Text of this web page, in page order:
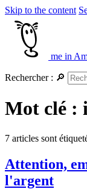
Skip to the content
me in
Rechercher : 🔎
Mot clé :
7 articles sont
Attention,
l'argent